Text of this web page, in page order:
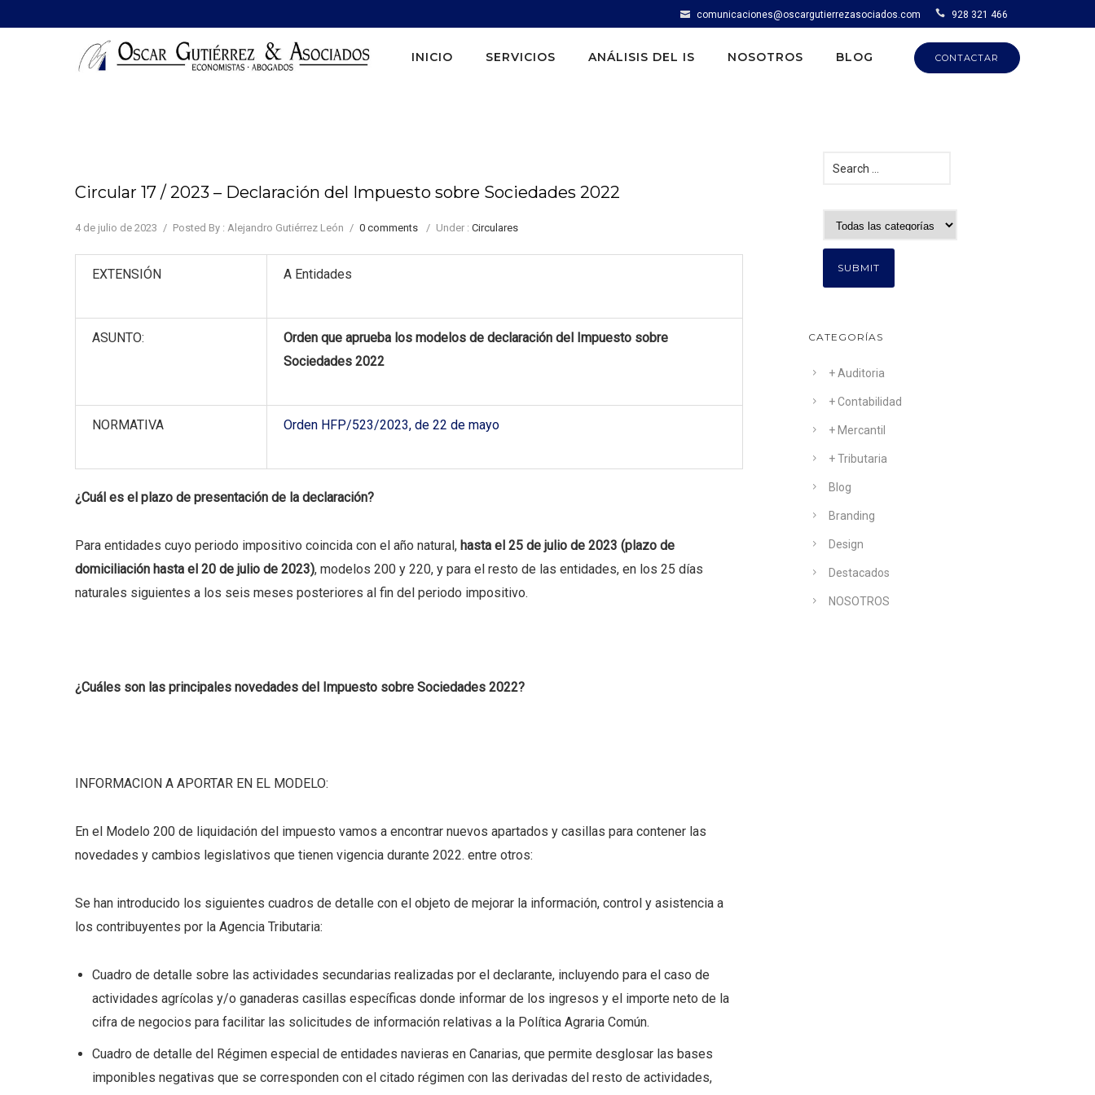
comunicaciones@oscargutierrezasociados.com 928 321 466
CONTACTAR
INICIO SERVICIOS ANÁLISIS DEL IS NOSOTROS BLOG
Circular 17 / 2023 – Declaración del Impuesto sobre Sociedades 2022
4 de julio de 2023 / Posted By : Alejandro Gutiérrez León / 0 comments / Under : Circulares
EXTENSIÓN A Entidades
ASUNTO:
Orden que aprueba los modelos de declaración del Impuesto sobre
Sociedades 2022
NORMATIVA Orden HFP/523/2023, de 22 de mayo
¿Cuál es el plazo de presentación de la declaración?
Para entidades cuyo periodo impositivo coincida con el año natural, hasta el 25 de julio de 2023 (plazo de
domiciliación hasta el 20 de julio de 2023), modelos 200 y 220, y para el resto de las entidades, en los 25 días
naturales siguientes a los seis meses posteriores al fin del periodo impositivo.
¿Cuáles son las principales novedades del Impuesto sobre Sociedades 2022?
INFORMACION A APORTAR EN EL MODELO:
En el Modelo 200 de liquidación del impuesto vamos a encontrar nuevos apartados y casillas para contener las
novedades y cambios legislativos que tienen vigencia durante 2022. entre otros:
Se han introducido los siguientes cuadros de detalle con el objeto de mejorar la información, control y asistencia a
los contribuyentes por la Agencia Tributaria:
Cuadro de detalle sobre las actividades secundarias realizadas por el declarante, incluyendo para el caso de
actividades agrícolas y/o ganaderas casillas específicas donde informar de los ingresos y el importe neto de la
cifra de negocios para facilitar las solicitudes de información relativas a la Política Agraria Común.
Cuadro de detalle del Régimen especial de entidades navieras en Canarias, que permite desglosar las bases
imponibles negativas que se corresponden con el citado régimen con las derivadas del resto de actividades,
CATEGORÍAS
+ Auditoria
+ Contabilidad
+ Mercantil
+ Tributaria
Blog
Branding
Design
Destacados
NOSOTROS